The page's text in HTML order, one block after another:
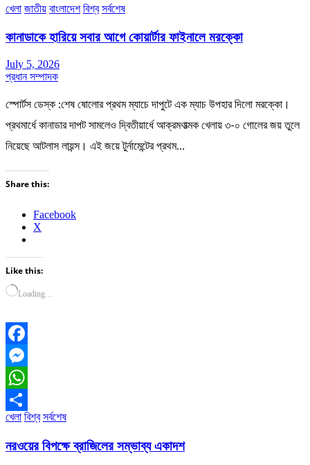
খেলা জাতীয় বাংলাদেশ বিশ্ব সর্বশেষ
কানাডাকে হারিয়ে সবার আগে কোয়ার্টার ফাইনালে মরক্কো
July 5, 2026
প্রধান সম্পাদক
স্পোর্টস ডেস্ক :শেষ ষোলোর প্রথম ম্যাচে দাপুটে এক ম্যাচ উপহার দিলো মরক্কো।
প্রথমার্ধে কানাডার দাপট সামলেও দ্বিতীয়ার্ধে আক্রমণাত্মক খেলায় ৩-০ গোলের জয় তুলে
নিয়েছে আটলাস লায়ন্স। এই জয়ে টুর্নামেন্টের প্রথম…
Share this:
Facebook
X
Like this:
Loading…
Facebook
Messenger
WhatsApp
Share
খেলা বিশ্ব সর্বশেষ
নরওয়ের বিপক্ষে ব্রাজিলের সম্ভাব্য একাদশ